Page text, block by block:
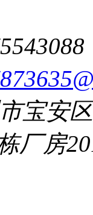
宝安
厂房